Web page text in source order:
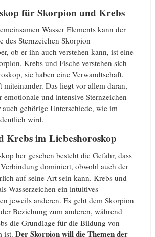
für Skorpion und Krebs
Wasser Elements kann der
des Sternzeichen Skorpion
ob er ihn auch verstehen kann, ist eine
Krebs und Fische verstehen sich
sie haben eine Verwandtschaft,
miteinander. Das liegt vor allem daran,
emotionale und intensive Sternzeichen
auch gehörige Unterschiede, wie im
wird.
Krebs im Liebeshoroskop
her gesehen besteht die Gefahr, dass
dominiert, obwohl auch der
auf seine Art sein kann. Krebs und
Wasserzeichen ein intuitives
jeweils anderen. Es geht dem Skorpion
Beziehung zum anderen, während
die Grundlage für die Bildung von
ist. Der Skorpion will die Themen der